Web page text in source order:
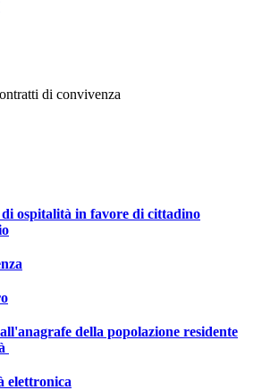
di convivenza
ospitalità in favore di cittadino
della popolazione residente
elettronica